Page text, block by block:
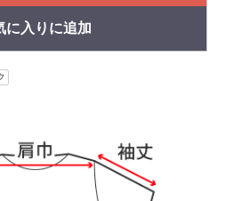
に入りに追加